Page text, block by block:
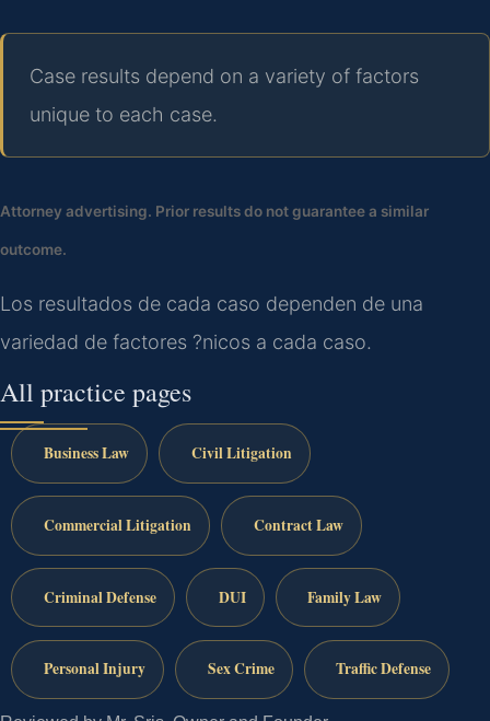
Case results depend on a variety of factors
unique to each case.
Attorney advertising. Prior results do not guarantee a similar
outcome.
Los resultados de cada caso dependen de una
variedad de factores ?nicos a cada caso.
All practice pages
Business Law Civil Litigation
Commercial Litigation Contract Law
Criminal Defense DUI Family Law
Personal Injury Sex Crime Traffic Defense